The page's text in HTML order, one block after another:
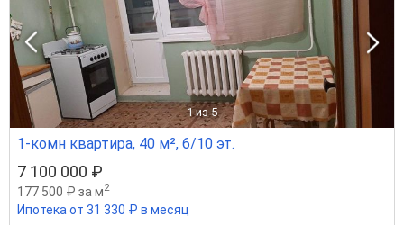
1 из 5
1-комн квартира, 40 м², 6/10 эт.
7 100 000 ₽
177 500 ₽ за м2
Ипотека от 31 330 ₽ в месяц